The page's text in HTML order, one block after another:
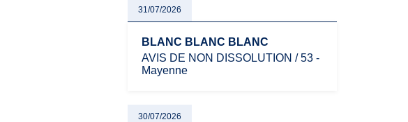
31/07/2026
BLANC BLANC BLANC
AVIS DE NON DISSOLUTION / 53 -
Mayenne
30/07/2026